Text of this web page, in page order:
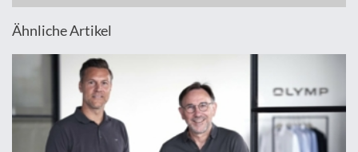
Ähnliche Artikel